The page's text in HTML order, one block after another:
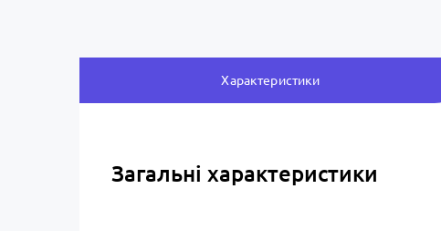
Характеристики
Загальні характеристики